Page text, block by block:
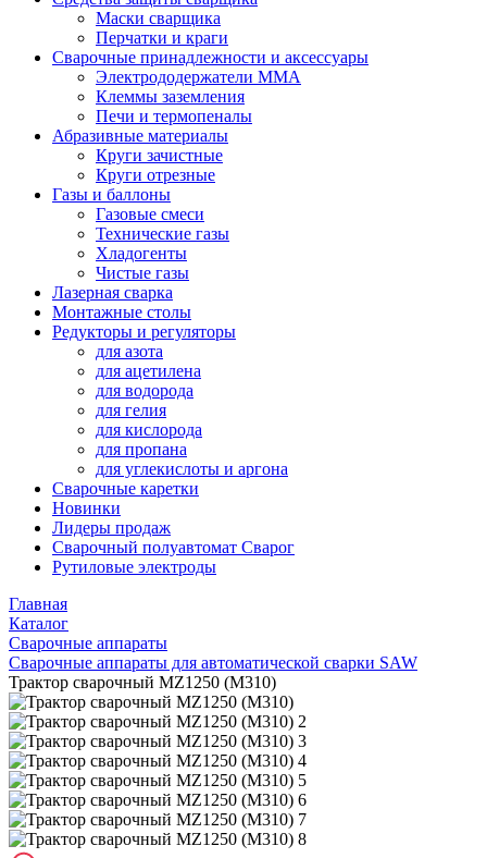
Маски сварщика
Перчатки и краги
Сварочные принадлежности и аксессуары
Электрододержатели MMA
Клеммы заземления
Печи и термопеналы
Абразивные материалы
Круги зачистные
Круги отрезные
Газы и баллоны
Газовые смеси
Технические газы
Хладогенты
Чистые газы
Лазерная сварка
Монтажные столы
Редукторы и регуляторы
для азота
для ацетилена
для водорода
для гелия
для кислорода
для пропана
для углекислоты и аргона
Сварочные каретки
Новинки
Лидеры продаж
Сварочный полуавтомат Сварог
Рутиловые электроды
Главная
Каталог
Сварочные аппараты
Сварочные аппараты для автоматической сварки SAW
Трактор сварочный MZ1250 (M310)